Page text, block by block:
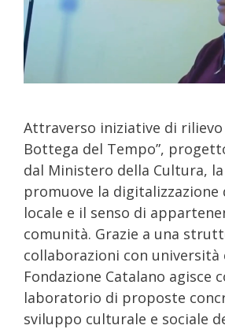
Attraverso iniziative di rilievo
Bottega del Tempo”,
dal Ministero della Cultura,
promuove la
locale e il senso di
comunità. Grazie a una
collaborazioni con
Fondazione Catalano agisce
laboratorio di proposte
sviluppo culturale e sociale